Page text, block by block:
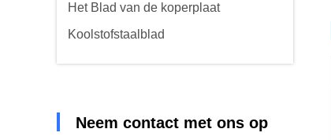
Het Blad van de koperplaat
Koolstofstaalblad
Neem contact met ons op